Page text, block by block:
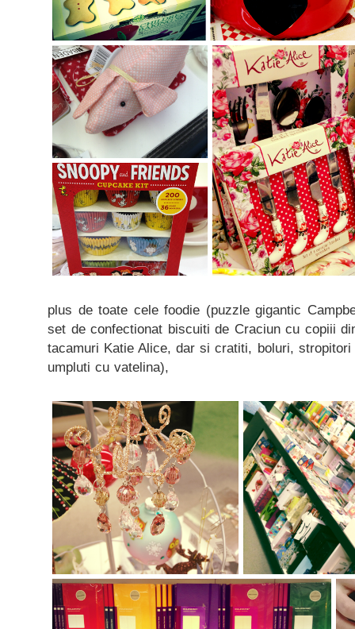
plus de toate cele foodie (puzzle gigantic
set de confectionat biscuiti de Craciun cu copiii
tacamuri Katie Alice, dar si cratiti, boluri,
umpluti cu vatelina),